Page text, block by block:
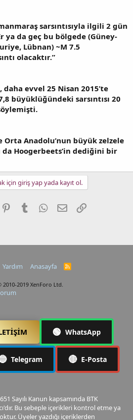
sarsıntısıyla ilgili 2 gün
ya da geç bu bölgede (Güney-
Lübnan) ~M 7.5
olacaktır.”
evvel 25 Nisan 2015’te
büyüklüğündeki sarsıntısı 20
Anadolu’nun büyük zelzele
Hoogerbeets’in dediğini bir
için giriş yap yada kayıt ol.
PinterestTumblrWhatsApp
E-postaLink
Yardım Anasayfa
R
2010-2019 XenForo Ltd.
🟢 WhatsApp
Telegram 🔴 E-Posta
Sayılı Kanun kapsamında BTK
Bu sebeple içerikleri kontrol etme ya
Üyeler yazdığı içeriklerden